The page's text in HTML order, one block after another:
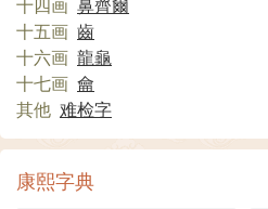
十五画 齒
十六画 龍龜
十七画 龠
其他 难检字
康熙字典